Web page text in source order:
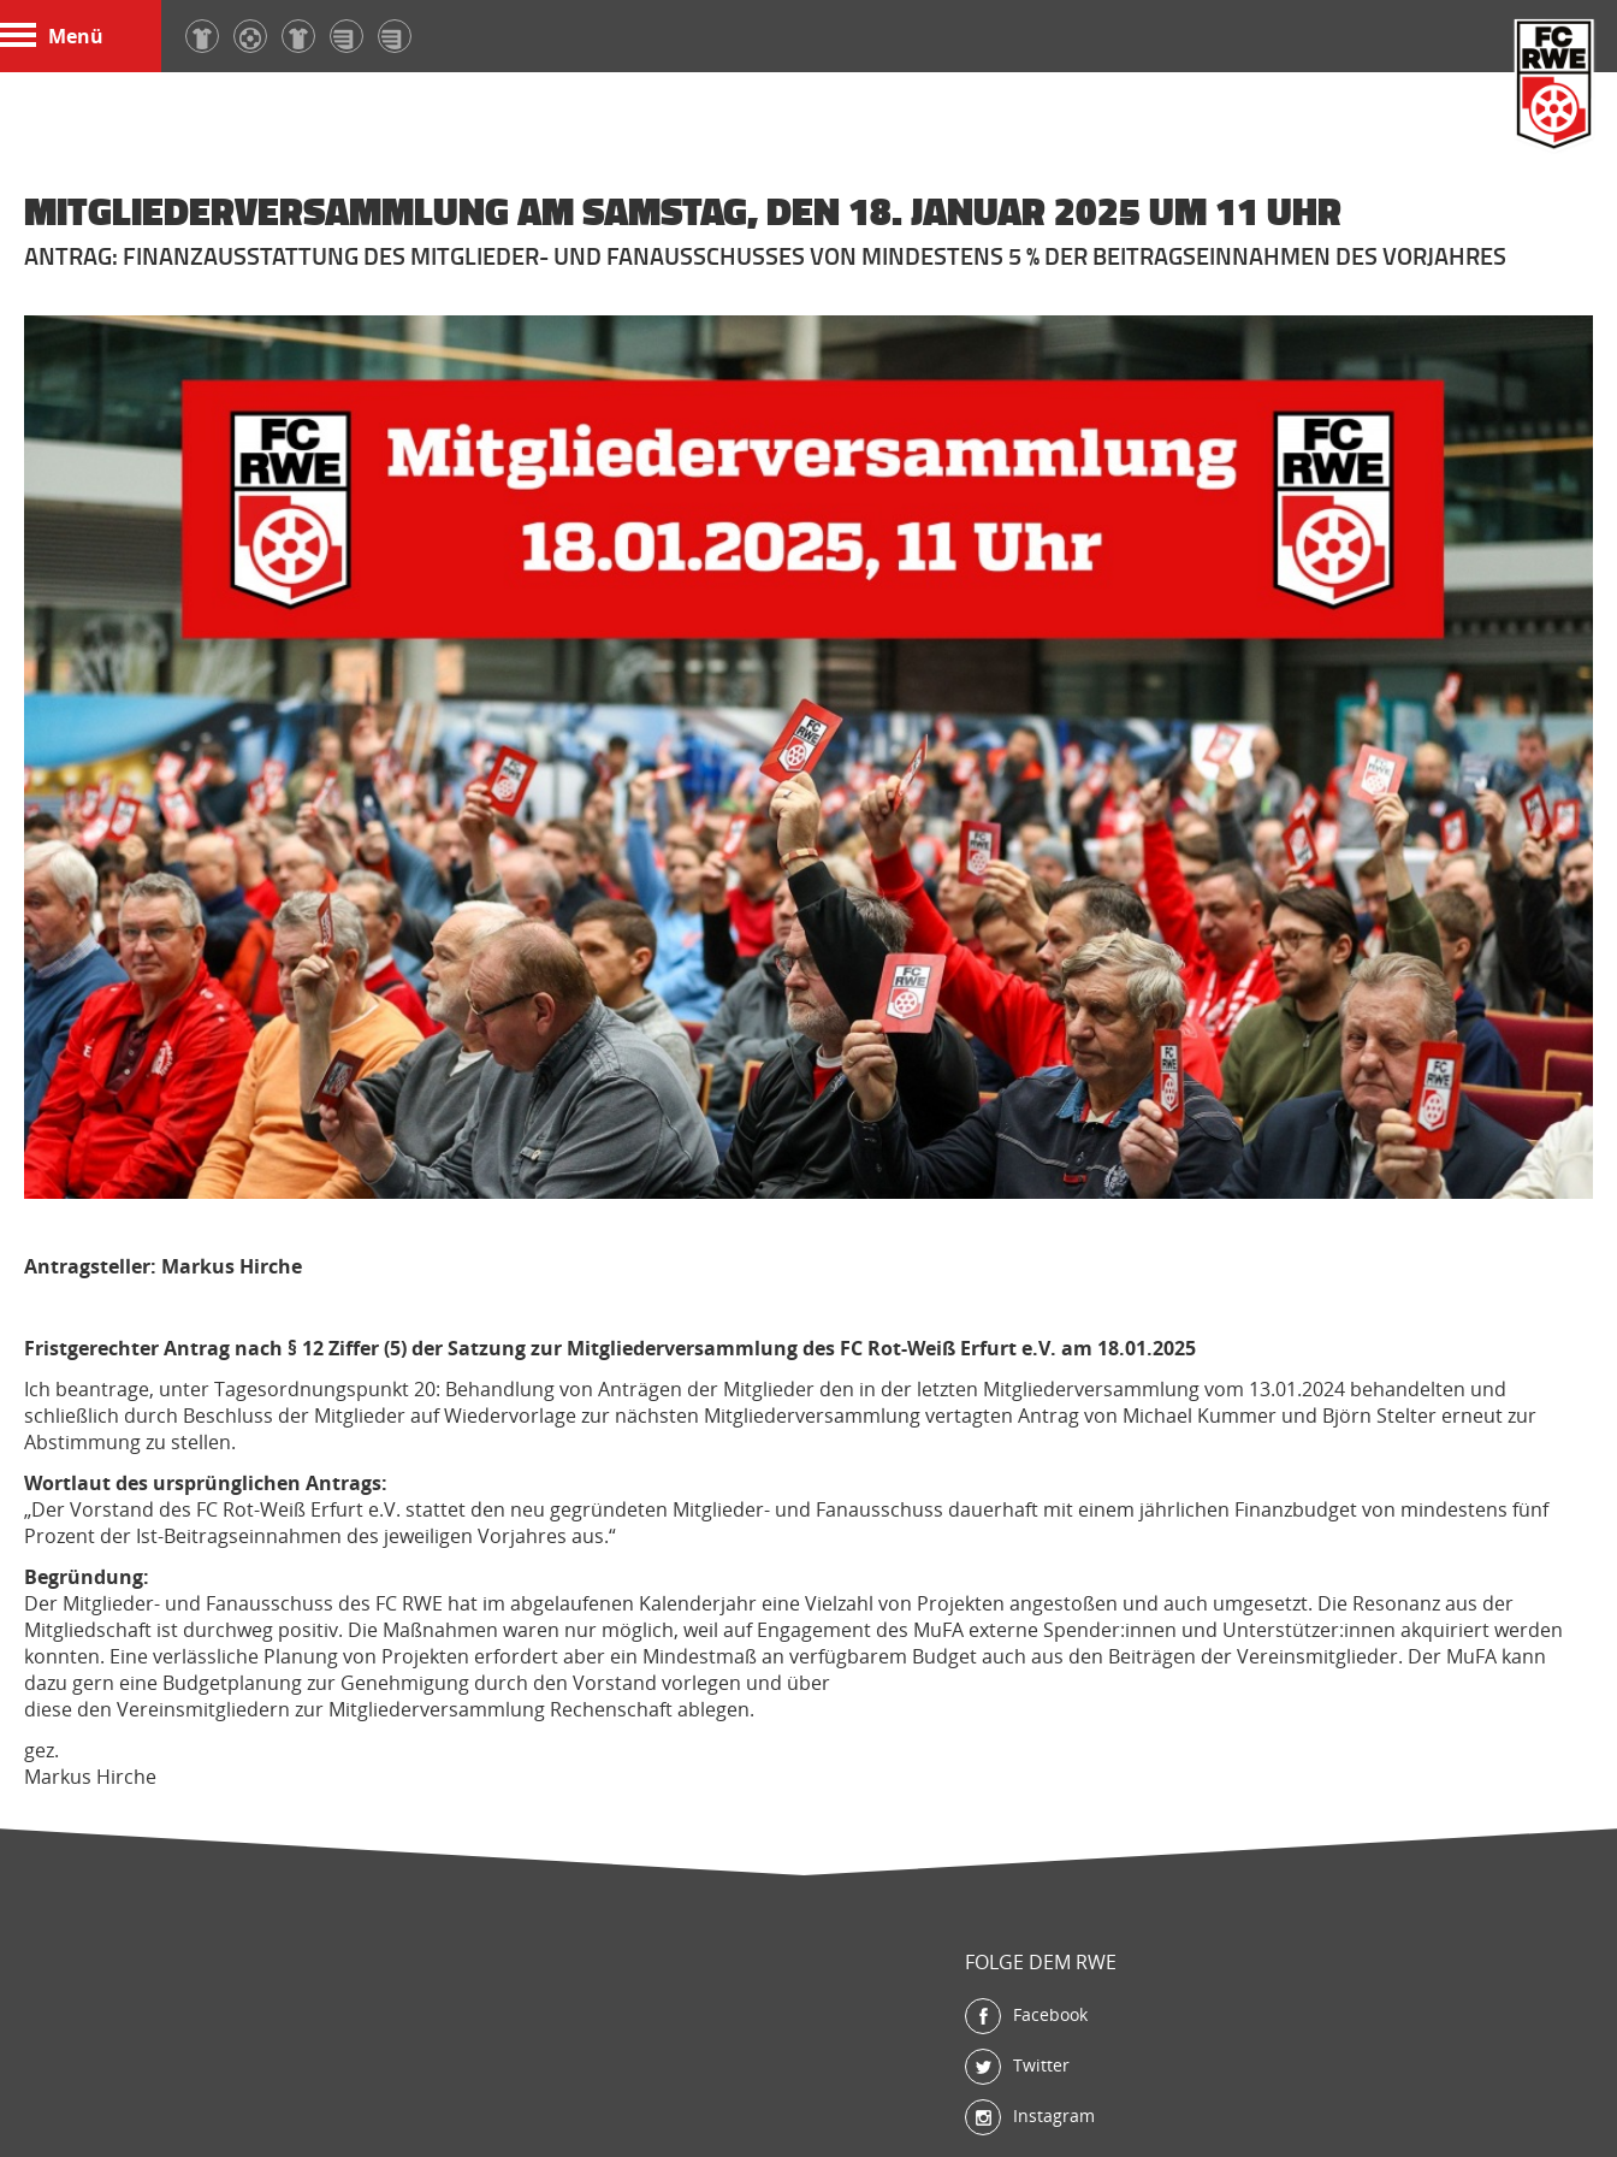
Menü
MITGLIEDERVERSAMMLUNG AM SAMSTAG, DEN 18. JANUAR 2025 UM 11 UHR
ANTRAG: FINANZAUSSTATTUNG DES MITGLIEDER- UND FANAUSSCHUSSES VON MINDESTENS 5 % DER BEITRAGSEINNAHMEN DES VORJAHRES
Antragsteller: Markus Hirche
Fristgerechter Antrag nach § 12 Ziffer (5) der Satzung zur Mitgliederversammlung des FC Rot-Weiß Erfurt e.V. am 18.01.2025
Ich beantrage, unter Tagesordnungspunkt 20: Behandlung von Anträgen der Mitglieder den in der letzten Mitgliederversammlung vom 13.01.2024 behandelten und
schließlich durch Beschluss der Mitglieder auf Wiedervorlage zur nächsten Mitgliederversammlung vertagten Antrag von Michael Kummer und Björn Stelter erneut zur
Abstimmung zu stellen.
Wortlaut des ursprünglichen Antrags:
„Der Vorstand des FC Rot-Weiß Erfurt e.V. stattet den neu gegründeten Mitglieder- und Fanausschuss dauerhaft mit einem jährlichen Finanzbudget von mindestens fünf
Prozent der Ist-Beitragseinnahmen des jeweiligen Vorjahres aus.“
Begründung:
Der Mitglieder- und Fanausschuss des FC RWE hat im abgelaufenen Kalenderjahr eine Vielzahl von Projekten angestoßen und auch umgesetzt. Die Resonanz aus der
Mitgliedschaft ist durchweg positiv. Die Maßnahmen waren nur möglich, weil auf Engagement des MuFA externe Spender:innen und Unterstützer:innen akquiriert werden
konnten. Eine verlässliche Planung von Projekten erfordert aber ein Mindestmaß an verfügbarem Budget auch aus den Beiträgen der Vereinsmitglieder. Der MuFA kann
dazu gern eine Budgetplanung zur Genehmigung durch den Vorstand vorlegen und über
diese den Vereinsmitgliedern zur Mitgliederversammlung Rechenschaft ablegen.
gez.
Markus Hirche
FOLGE DEM RWE
Facebook
Twitter
Instagram